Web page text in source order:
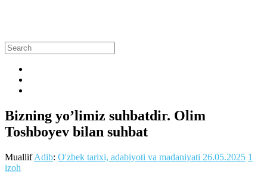
Bizning yo’limiz suhbatdir. Olim
Toshboyev bilan suhbat
MuallifAdib: O'zbek tarixi, adabiyoti va madaniyati 26.05.2025 1
izoh